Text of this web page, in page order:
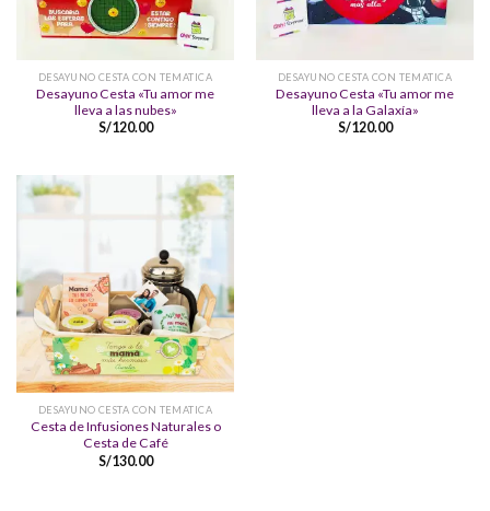
DESAYUNO CESTA CON TEMATICA
Desayuno Cesta «Tu amor me
lleva a las nubes»
S/120.00
DESAYUNO CESTA CON TEMATICA
Desayuno Cesta «Tu amor me
lleva a la Galaxía»
S/120.00
DESAYUNO CESTA CON TEMATICA
Cesta de Infusiones Naturales o
Cesta de Café
S/130.00